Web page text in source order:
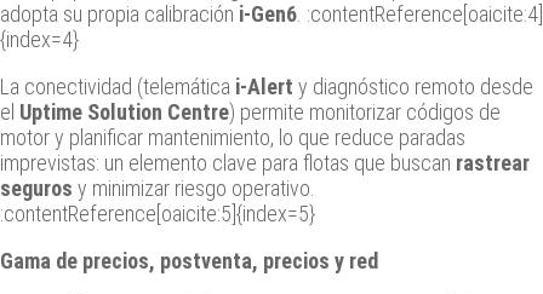
adopta su propia calibración i-Gen6 . :contentReference[oaicite:4]
{index=4}
La conectividad (telemática i-Alert y diagnóstico remoto desde
el Uptime Solution Centre) permite monitorizar códigos de
motor y planificar mantenimiento, lo que reduce paradas
imprevistas: un elemento clave para flotas que buscan rastrear
seguros y minimizar riesgo operativo.
:contentReference[oaicite:5]{index=5}
Gama de precios, postventa, precios y red